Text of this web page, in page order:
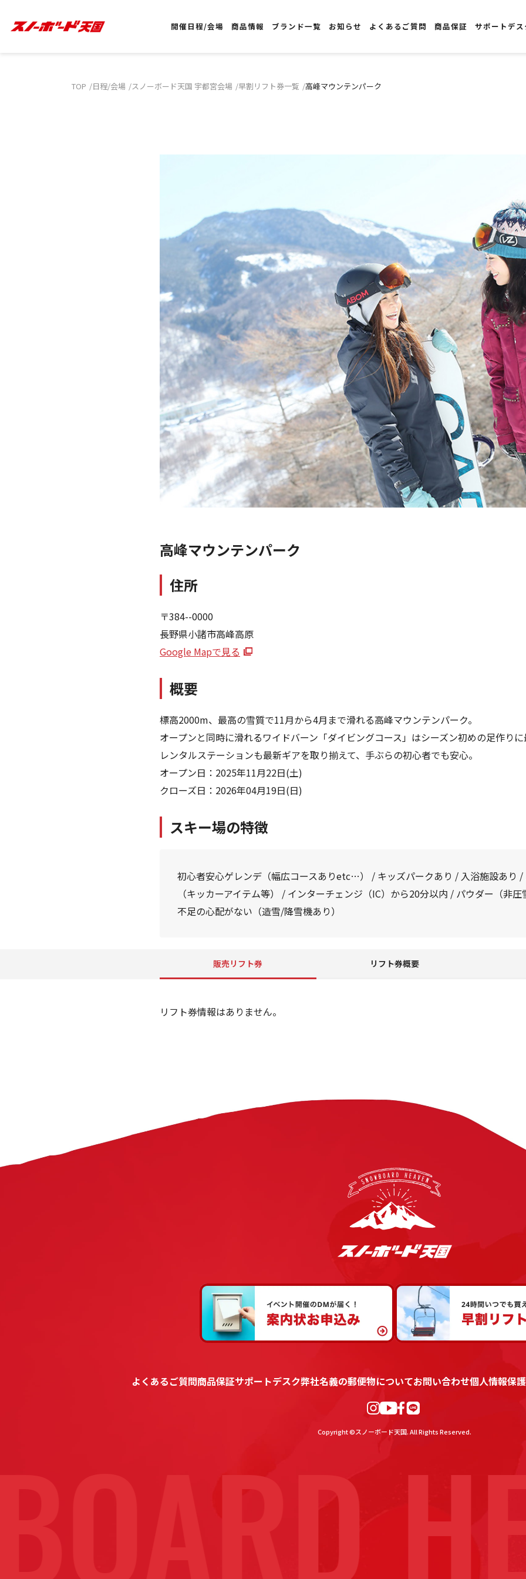
開催日程/会場 商品情報 ブランド一覧 お知らせ よくあるご質問 商品保証
サポートデス
TOP 日程/会場 スノーボード天国 宇都宮会場 早割リフト券一覧 高峰マウンテンパーク
高峰マウンテンパーク
住所
〒384--0000
長野県小諸市高峰高原
Google Mapで見る
概要
標高2000m、最高の雪質で11月から4月まで滑れる高峰マウンテンパーク。
オープンと同時に滑れるワイドバーン「ダイビングコース」はシーズン初めの足作りに
レンタルステーションも最新ギアを取り揃えて、手ぶらの初心者でも安
オープン日：2025年11月22日(土)
クローズ日：2026年04月19日(日)
スキー場の特徴
初心者安心ゲレンデ（幅広コースありetc…） / キッズパークあり / 入浴施設あり /
（キッカーアイテム等） / インターチェンジ（IC）から20分以内 / パウダー（非
不足の心配がない（造雪/降雪機あり）
販売リフト券 リフト券概要
リフト券情報はありません。
よくあるご質問商品保証サポートデスク弊社名義の郵便物についてお問い合わせ個人情報保
Copyright ©スノーボード天国. All Rights Reserved.